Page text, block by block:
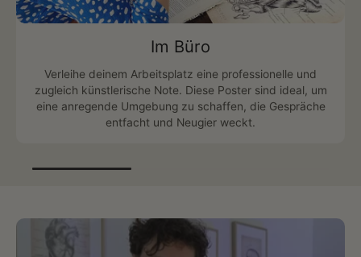
Im Büro
Verleihe deinem Arbeitsplatz eine professionelle und
zugleich künstlerische Note. Diese Poster sind ideal, um
eine anregende Umgebung zu schaffen, die Gespräche
entfacht und Neugier weckt.